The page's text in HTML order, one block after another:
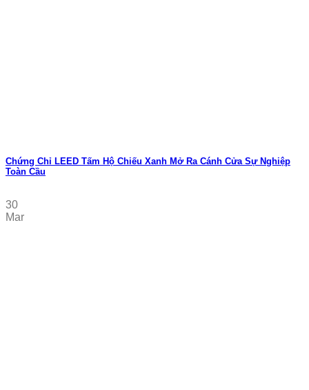
Chứng Chỉ LEED Tấm Hộ Chiếu Xanh Mở Ra Cánh Cửa Sự Nghiệp
Toàn Cầu
30
Mar